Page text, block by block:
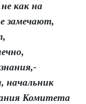
как на
замечают,
начальник
Комитета